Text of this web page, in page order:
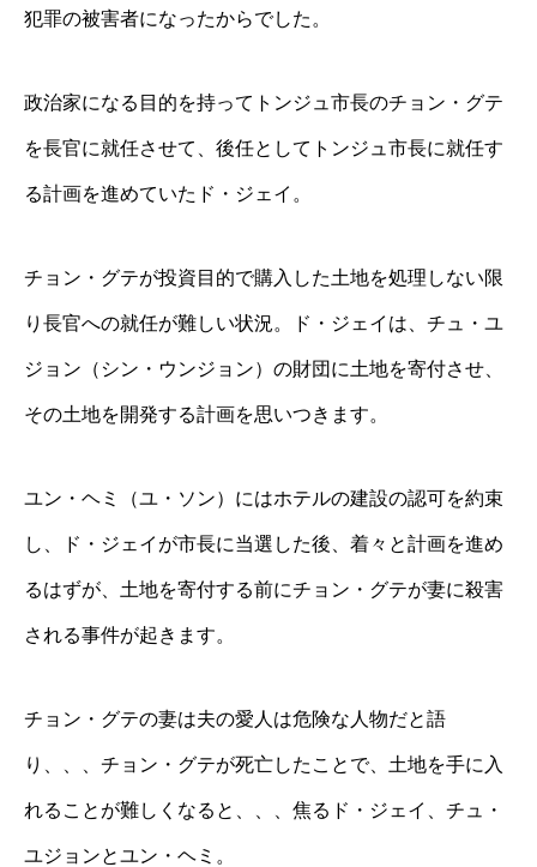
犯罪の被害者になったからでした。
政治家になる目的を持ってトンジュ市長のチョン・グテ
を長官に就任させて、後任としてトンジュ市長に就任す
る計画を進めていたド・ジェイ。
チョン・グテが投資目的で購入した土地を処理しない限
り長官への就任が難しい状況。ド・ジェイは、チュ・ユ
ジョン（シン・ウンジョン）の財団に土地を寄付させ、
その土地を開発する計画を思いつきます。
ユン・ヘミ（ユ・ソン）にはホテルの建設の認可を約束
し、ド・ジェイが市長に当選した後、着々と計画を進め
るはずが、土地を寄付する前にチョン・グテが妻に殺害
される事件が起きます。
チョン・グテの妻は夫の愛人は危険な人物だと語
り、、、チョン・グテが死亡したことで、土地を手に入
れることが難しくなると、、、焦るド・ジェイ、チュ・
ユジョンとユン・ヘミ。